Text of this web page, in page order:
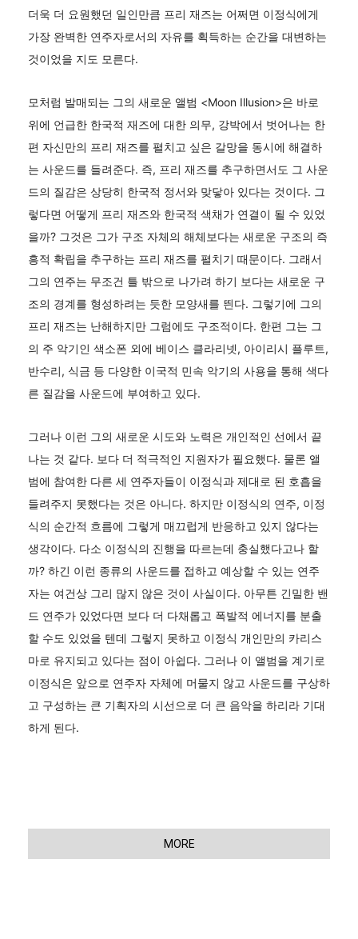
더욱 더 요원했던 일인만큼 프리 재즈는 어쩌면 이정식에게
가장 완벽한 연주자로서의 자유를 획득하는 순간을 대변하는
것이었을 지도 모른다.
모처럼 발매되는 그의 새로운 앨범 <Moon Illusion>은 바로
위에 언급한 한국적 재즈에 대한 의무, 강박에서 벗어나는 한
편 자신만의 프리 재즈를 펼치고 싶은 갈망을 동시에 해결하
는 사운드를 들려준다. 즉, 프리 재즈를 추구하면서도 그 사운
드의 질감은 상당히 한국적 정서와 맞닿아 있다는 것이다. 그
렇다면 어떻게 프리 재즈와 한국적 색채가 연결이 될 수 있었
을까? 그것은 그가 구조 자체의 해체보다는 새로운 구조의 즉
흥적 확립을 추구하는 프리 재즈를 펼치기 때문이다. 그래서
그의 연주는 무조건 틀 밖으로 나가려 하기 보다는 새로운 구
조의 경계를 형성하려는 듯한 모양새를 띈다. 그렇기에 그의
프리 재즈는 난해하지만 그럼에도 구조적이다. 한편 그는 그
의 주 악기인 색소폰 외에 베이스 클라리넷, 아이리시 플루트,
반수리, 식금 등 다양한 이국적 민속 악기의 사용을 통해 색다
른 질감을 사운드에 부여하고 있다.
그러나 이런 그의 새로운 시도와 노력은 개인적인 선에서 끝
나는 것 같다. 보다 더 적극적인 지원자가 필요했다. 물론 앨
범에 참여한 다른 세 연주자들이 이정식과 제대로 된 호흡을
들려주지 못했다는 것은 아니다. 하지만 이정식의 연주, 이정
식의 순간적 흐름에 그렇게 매끄럽게 반응하고 있지 않다는
생각이다. 다소 이정식의 진행을 따르는데 충실했다고나 할
까? 하긴 이런 종류의 사운드를 접하고 예상할 수 있는 연주
자는 여건상 그리 많지 않은 것이 사실이다. 아무튼 긴밀한 밴
드 연주가 있었다면 보다 더 다채롭고 폭발적 에너지를 분출
할 수도 있었을 텐데 그렇지 못하고 이정식 개인만의 카리스
마로 유지되고 있다는 점이 아쉽다. 그러나 이 앨범을 계기로
이정식은 앞으로 연주자 자체에 머물지 않고 사운드를 구상하
고 구성하는 큰 기획자의 시선으로 더 큰 음악을 하리라 기대
하게 된다.
MORE